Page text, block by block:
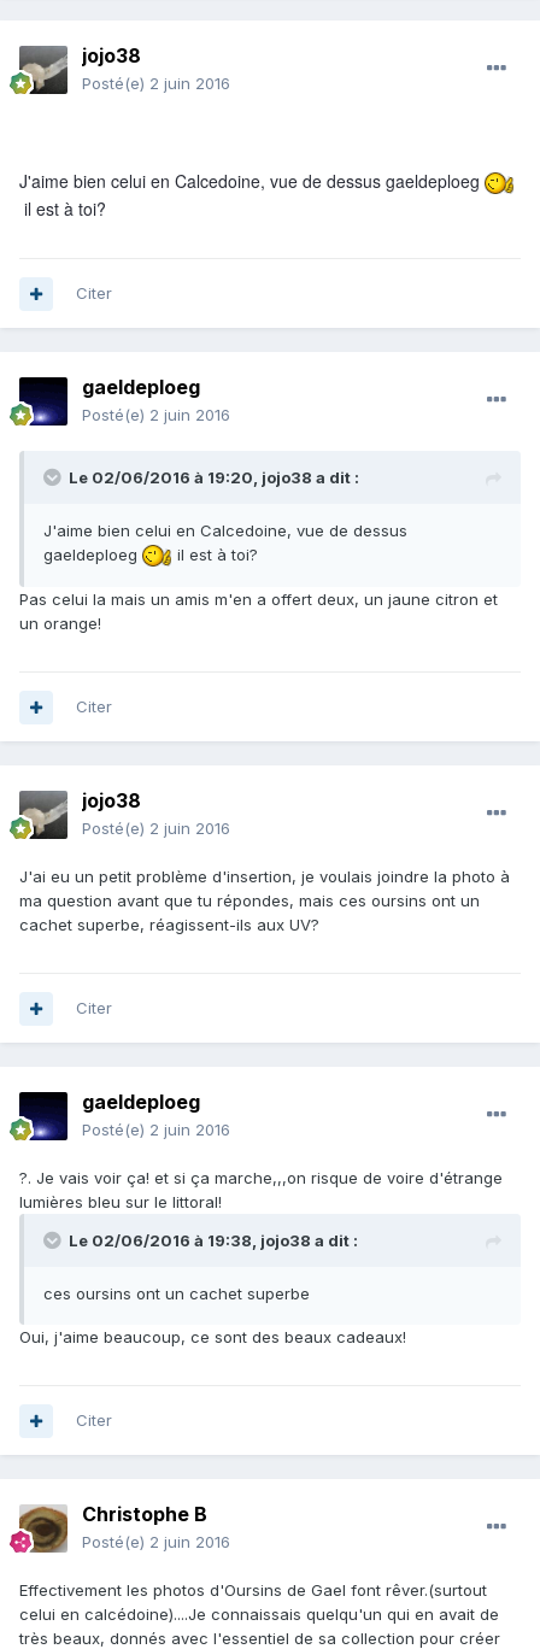
jojo38
Posté(e) 2 juin 2016
J'aime bien celui en Calcedoine, vue de dessus gaeldeploeg
il est à toi?
Citer
gaeldeploeg
Posté(e) 2 juin 2016
Le 02/06/2016 à 19:20, jojo38 a dit :
J'aime bien celui en Calcedoine, vue de dessus
gaeldeploeg
il est à toi?
Pas celui la mais un amis m'en a offert deux, un jaune citron et
un orange!
Citer
jojo38
Posté(e) 2 juin 2016
J'ai eu un petit problème d'insertion, je voulais joindre la photo à
ma question avant que tu répondes, mais ces oursins ont un
cachet superbe, réagissent-ils aux UV?
Citer
gaeldeploeg
Posté(e) 2 juin 2016
?. Je vais voir ça! et si ça marche,,,on risque de voire d'étrange
lumières bleu sur le littoral!
Le 02/06/2016 à 19:38, jojo38 a dit :
ces oursins ont un cachet superbe
Oui, j'aime beaucoup, ce sont des beaux cadeaux!
Citer
Christophe B
Posté(e) 2 juin 2016
Effectivement les photos d'Oursins de Gael font rêver.(surtout
celui en calcédoine)....Je connaissais quelqu'un qui en avait de
très beaux, donnés avec l'essentiel de sa collection pour créer